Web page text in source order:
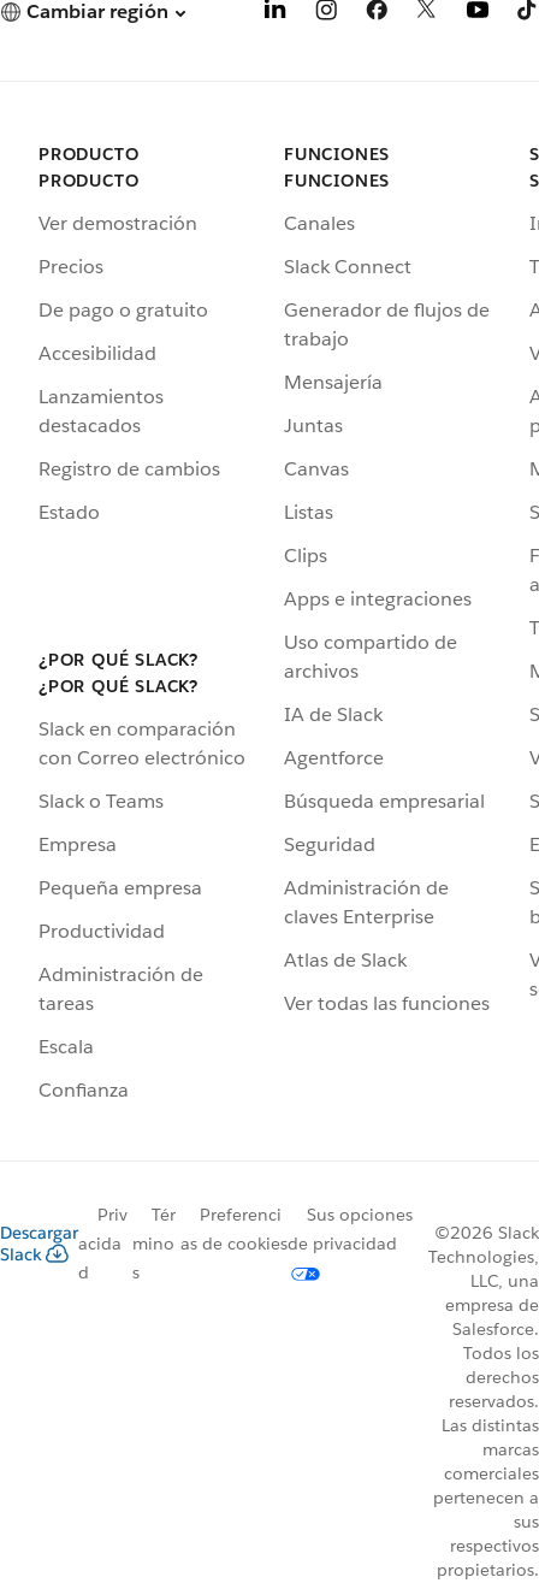
Cambiar región
PRODUCTO
PRODUCTO
Ver demostración
Precios
De pago o gratuito
Accesibilidad
Lanzamientos
destacados
Registro de cambios
Estado
¿POR QUÉ SLACK?
¿POR QUÉ SLACK?
Slack en comparación
con Correo electrónico
Slack o Teams
Empresa
Pequeña empresa
Productividad
Administración de
tareas
Escala
Confianza
FUNCIONES
FUNCIONES
Canales
Slack Connect
Generador de flujos de
trabajo
Mensajería
Juntas
Canvas
Listas
Clips
Apps e integraciones
Uso compartido de
archivos
IA de Slack
Agentforce
Búsqueda empresarial
Seguridad
Administración de
claves Enterprise
Atlas de Slack
Ver todas las funciones
Descargar
Slack
Priv
acida
d
Tér
mino
s
Preferenci
as de cookies
Sus opciones
de privacidad
©2026 Slack
Technologies,
LLC, una
empresa de
Salesforce.
Todos los
derechos
reservados.
Las distintas
marcas
comerciales
pertenecen a
sus
respectivos
propietarios.